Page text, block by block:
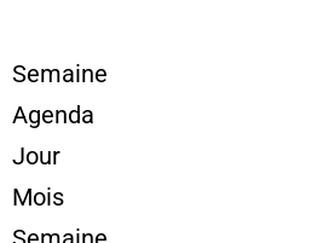
Semaine
Agenda
Jour
Mois